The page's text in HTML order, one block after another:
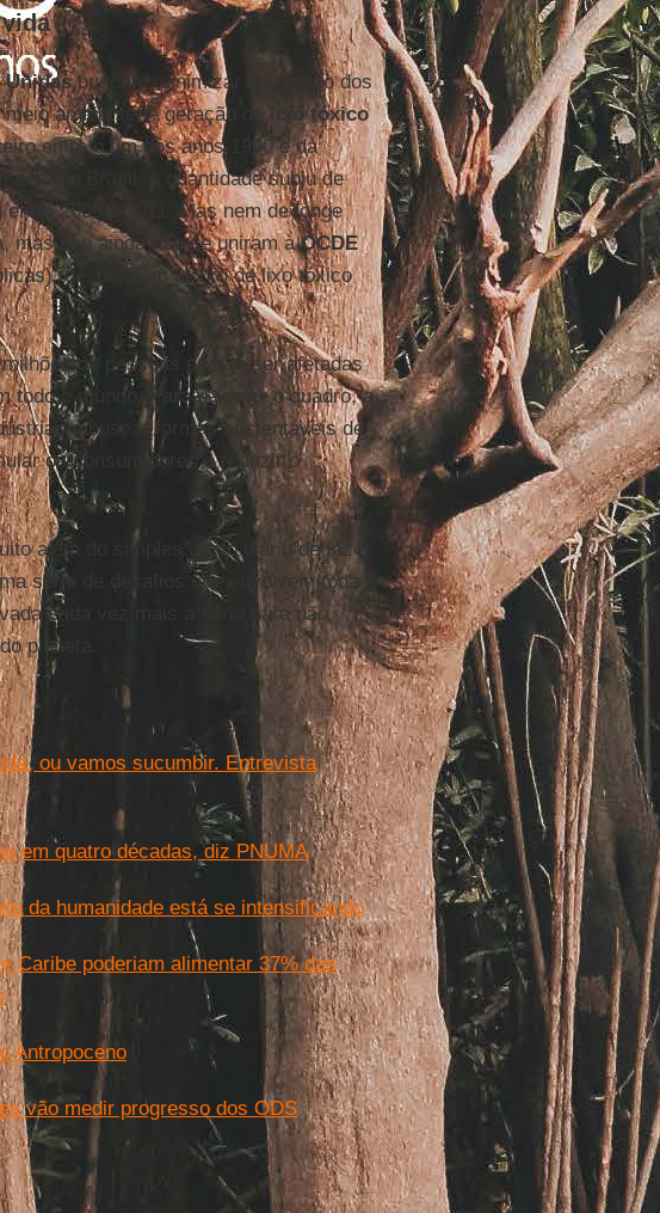
Unidasbuscam minimizar o impacto dos
ambiente. A geração de lixo tóxico
entre o fim dos anos 1990 e da
como o Brasil, a quantidade subiu de
2006 e 2011. Mas nem de longe
mas que ainda não se uniram àOCDE
despejaram 981kg de lixo tóxico
de pessoas podem ser afetadas
todo o mundo. Para reverter o quadro, a
a buscar formas sustentáveis de
os consumidores a reduzir o
além do simples gesto diário de fazer
série de desafios que envolvem toda a
cada vez mais a sério para não
planeta.
ou vamos sucumbir. Entrevista
em quatro décadas, diz PNUMA
da humanidade está se intensificando
Caribe poderiam alimentar 37% das
Antropoceno
vão medir progresso dos ODS